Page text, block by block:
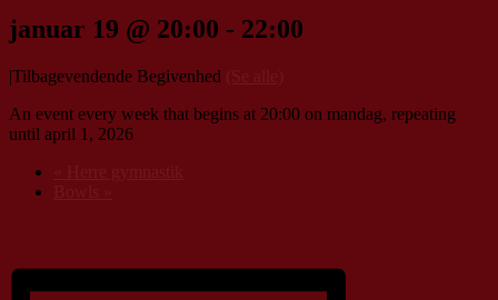
januar 19 @ 20:00 - 22:00
|Tilbagevendende Begivenhed
An event every week that begins at 20:00 on mandag, repeating
until april 1, 2026